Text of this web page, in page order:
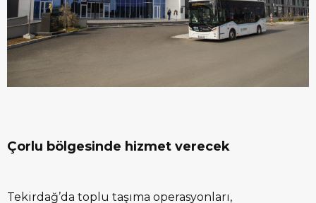
Çorlu bölgesinde hizmet verecek
Tekirdağ’da toplu taşıma operasyonları,